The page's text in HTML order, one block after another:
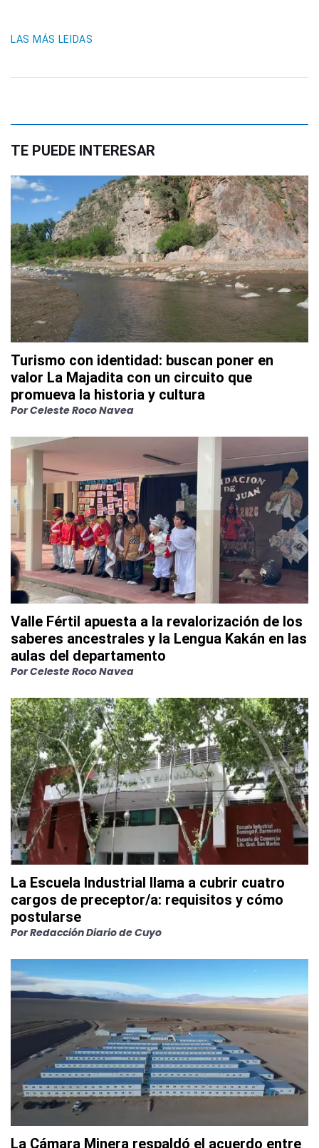
LAS MÁS LEIDAS
TE PUEDE INTERESAR
Turismo con identidad: buscan poner en
valor La Majadita con un circuito que
promueva la historia y cultura
PorCeleste Roco Navea
Valle Fértil apuesta a la revalorización de los
saberes ancestrales y la Lengua Kakán en las
aulas del departamento
PorCeleste Roco Navea
La Escuela Industrial llama a cubrir cuatro
cargos de preceptor/a: requisitos y cómo
postularse
PorRedacción Diario de Cuyo
La Cámara Minera respaldó el acuerdo entre